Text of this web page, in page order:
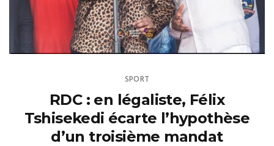
SPORT
RDC : en légaliste, Félix
Tshisekedi écarte l’hypothèse
d’un troisième mandat